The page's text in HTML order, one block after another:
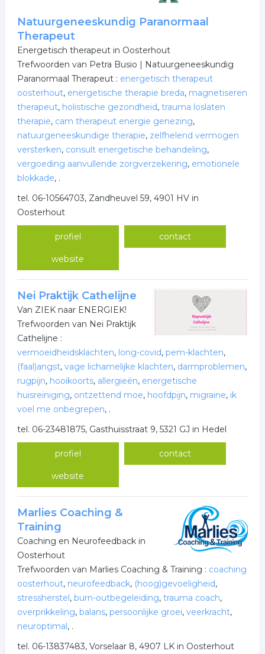
Natuurgeneeskundig Paranormaal
Therapeut
Energetisch therapeut in Oosterhout
Trefwoorden van Petra Busio | Natuurgeneeskundig
Paranormaal Therapeut : energetisch therapeut
oosterhout, energetische therapie breda, magnetiseren
therapeut, holistische gezondheid, trauma loslaten
therapie, cam therapeut energie genezing,
natuurgeneeskundige therapie, zelfhelend vermogen
versterken, consult energetische behandeling,
vergoeding aanvullende zorgverzekering, emotionele
blokkade, .
tel. 06-10564703, Zandheuvel 59, 4901 HV in
Oosterhout
profiel contact
website
Nei Praktijk Cathelijne
Van ZIEK naar ENERGIEK!
Trefwoorden van Nei Praktijk
Cathelijne :
vermoeidheidsklachten, long-covid, pem-klachten,
(faal)angst, vage lichamelijke klachten, darmproblemen,
rugpijn, hooikoorts, allergieën, energetische
huisreiniging, ontzettend moe, hoofdpijn, migraine, ik
voel me onbegrepen, .
tel. 06-23481875, Gasthuisstraat 9, 5321 GJ in Hedel
profiel contact
website
Marlies Coaching &
Training
Coaching en Neurofeedback in
Oosterhout
Trefwoorden van Marlies Coaching & Training : coaching
oosterhout, neurofeedback, (hoog)gevoeligheid,
stressherstel, burn-outbegeleiding, trauma coach,
overprikkeling, balans, persoonlijke groei, veerkracht,
neuroptimal, .
tel. 06-13837483, Vorselaar 8, 4907 LK in Oosterhout